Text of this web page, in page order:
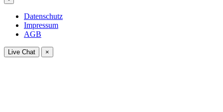
Datenschutz
Impressum
AGB
Live Chat ×